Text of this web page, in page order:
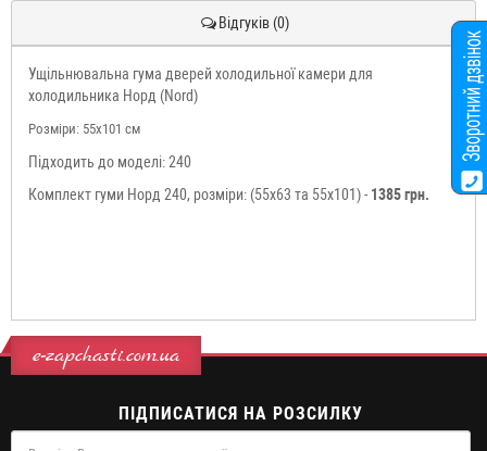
Відгуків (0)
Ущільнювальна гума дверей холодильної камери для
холодильника Норд (Nord)
Розміри: 55x101 см
Підходить до моделі: 240
Комплект гуми Норд 240, розміри: (55x63 та 55x101) - 1385 грн.
e-zapchasti.com.ua
ПІДПИСАТИСЯ НА РОЗСИЛКУ